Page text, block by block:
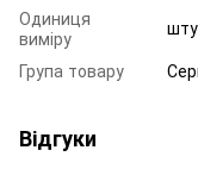
Одиниця
виміру
Група товару
Відгуки